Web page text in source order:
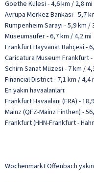
Goethe Kulesi - 4,6 km / 2,8 mi
Avrupa Merkez Bankası - 5,7
Rumpenheim Sarayı - 5,9 km /
Museumsufer - 6,7 km / 4,2 mi
Frankfurt Hayvanat Bahçesi -
Caricatura Museum Frankfurt -
Schirn Sanat Müzesi - 7 km /
Financial District - 7,1 km / 4,4
En yakın havaalanları:
Frankfurt Havaalanı (FRA) -
Mainz (QFZ-Mainz Finthen) -
Frankfurt (HHN-Frankfurt -
Wochenmarkt Offenbach